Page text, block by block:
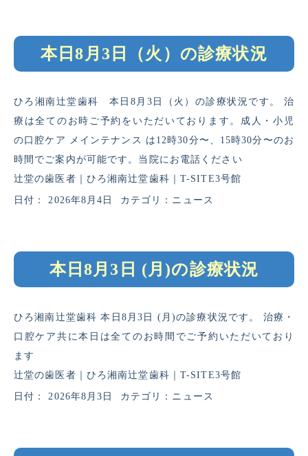
本日8月3日（火）の診療状況
ひろ湘南辻堂歯科 本日8月3日（火）の診療状況です。 治
療は全てのお時ご予約をいただいております。成人・小児
の口腔ケア メインテナンス は12時30分〜、15時30分〜のお
時間でご案内が可能です。当院にお電話ください
辻堂の歯医者｜ひろ湘南辻堂歯科｜T-SITE3号館
日付：2026年8月4日 カテゴリ： ニュース
本日8月3日 (月)の診療状況
ひろ湘南辻堂歯科 本日8月3日 (月)の診療状況です。 治療・
口腔ケア共に本日は全てのお時間でご予約いただいており
ます
辻堂の歯医者｜ひろ湘南辻堂歯科｜T-SITE3号館
日付：2026年8月3日 カテゴリ： ニュース